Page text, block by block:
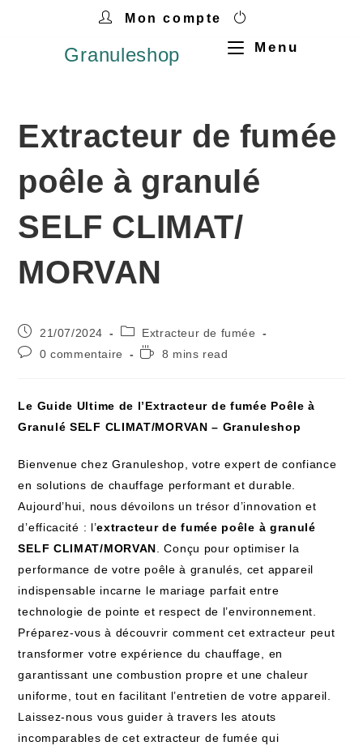
Mon compte
Granuleshop Menu
Extracteur de fumée
poêle à granulé
SELF CLIMAT/
MORVAN
21/07/2024
Extracteur de fumée
0 commentaire
8 mins read
Le Guide Ultime de l’Extracteur de fumée Poêle à
Granulé SELF CLIMAT/MORVAN – Granuleshop
Bienvenue chez Granuleshop, votre expert de confiance
en solutions de chauffage performant et durable.
Aujourd’hui, nous dévoilons un trésor d’innovation et
d’efficacité : l’extracteur de fumée poêle à granulé
SELF CLIMAT/MORVAN . Conçu pour optimiser la
performance de votre poêle à granulés, cet appareil
indispensable incarne le mariage parfait entre
technologie de pointe et respect de l’environnement.
Préparez-vous à découvrir comment cet extracteur peut
transformer votre expérience du chauffage, en
garantissant une combustion propre et une chaleur
uniforme, tout en facilitant l’entretien de votre appareil.
Laissez-nous vous guider à travers les atouts
incomparables de cet extracteur de fumée qui